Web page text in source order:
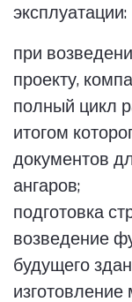
эксплуатации:
при
проекту,
полный цикл
итогом
документов
ангаров;
подготовка
возведение
будущего
изготовление